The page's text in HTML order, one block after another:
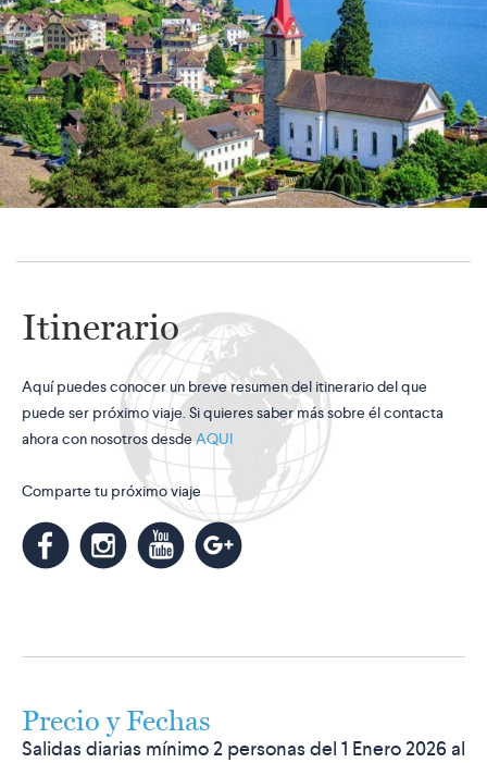
Itinerario
Aquí puedes conocer un breve resumen del itinerario del que
puede ser próximo viaje. Si quieres saber más sobre él contacta
ahora con nosotros desdeAQUI
Comparte tu próximo viaje
mknl
Precio y Fechas
Salidas diarias mínimo 2 personas del 1 Enero 2026 al